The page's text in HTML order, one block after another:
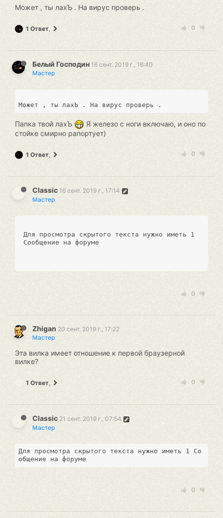
Может , ты лахЪ . На вирус проверь .
0
1 Ответ,
Белый Господин 16 сент. 2019 г., 16:40
Мастер
Папка твой лахЪ
Я железо с ноги включаю, и оно по
стойке смирно рапортует)
0
1 Ответ,
Classic 16 сент. 2019 г., 17:14
Мастер
Для просмотра скрытого текста нужно иметь 1
Сообщение на форуме
0
Zhigan 20 сент. 2019 г., 17:22
Мастер
Эта вилка имеет отношение к первой браузерной
вилке?
0
1 Ответ,
Classic 21 сент. 2019 г., 07:54
Мастер
Для просмотра скрытого текста нужно иметь 1 Со
общение на форуме
0